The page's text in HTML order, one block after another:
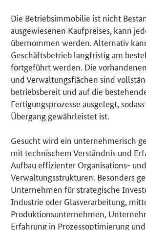
Die Betriebsimmobilie ist nicht
ausgewiesenen Kaufpreises, kann
übernommen werden. Alternativ
Geschäftsbetrieb langfristig am
fortgeführt werden. Die
und Verwaltungsflächen sind
betriebsbereit und auf die
Fertigungsprozesse ausgelegt,
Übergang gewährleistet ist.
Gesucht wird ein unternehmerisch
mit technischem Verständnis und
Aufbau effizienter Organisations- und
Verwaltungsstrukturen. Besonders
Unternehmen für strategische
Industrie oder Glasverarbeitung,
Produktionsunternehmen,
Erfahrung in Prozessoptimierung